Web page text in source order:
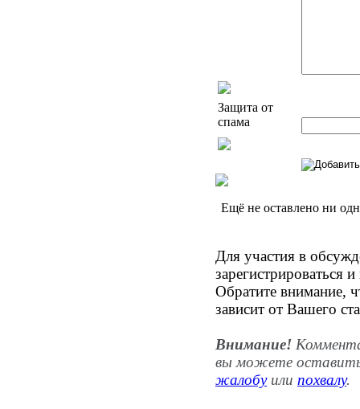
Защита от
спама
Ещё не оставлено ни
Для участия в
зарегистрироваться
Обратите внимание,
зависит от Вашего
Внимание!
вы можете
жалобуили похвалу.